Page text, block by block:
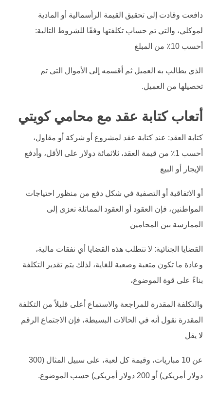
دافعت وقادت إلى تحقيق القيمة الرأسمالية أو المادية
لموكلي، والتي تم حساب تكلفتها وفقًا للشروط التالية:
أحسب 10٪ من المبلغ
الذي يطالب به العميل ثم أقسمه إلى الأموال التي تم
تحصيلها من العميل.
أتعاب كتابة عقد مع محامي كويتي
كتابة العقد: عند كتابة عقد لمشروع أو شركة أو مقاول،
أحسب 1٪ من قيمة العقد، ثلاثمائة دولار على الأقل، وأدفع
الإيجار أو البيع
أو الاتفاقية أو التصفية في شكل دفع من منظور احتياجات
المواطنين، فإن العقود أو العقود المماثلة تعزى إلى
الممارسة بين المحامين
القضايا الجنائية: لا تتطلب هذه القضايا أي نفقات مالية،
وعادة ما تكون متعبة وصعبة للغاية، لذلك يتم تقدير التكلفة
بناءً على قوة الموضوع،
والتكلفة المقدرة للمراجعة والاستماع أعلى قليلاً من التكلفة
المقدرة نقول أنه في الحالات البسيطة، فإن الاجتماع الرقم
لا يقل
عن 10 مباريات، وقيمة كل لعبة، على سبيل المثال (300
دولار أمريكي) أو 200 دولار أمريكي) حسب الموضوع.